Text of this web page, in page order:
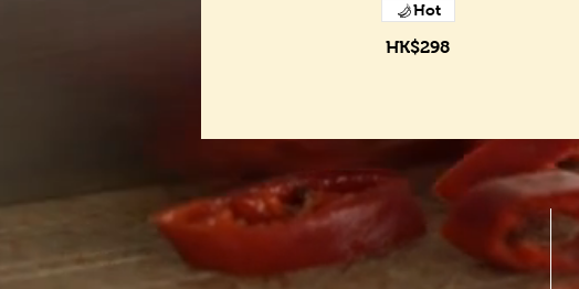
HK$298
Hot